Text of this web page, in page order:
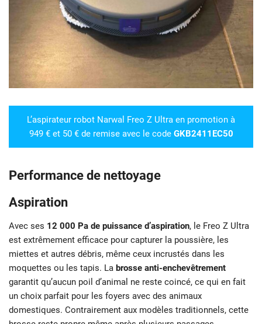
L’aspirateur robot Narwal Freo Z Ultra en promotion à
949 € et 50 € de remise avec le code GKB2411EC50
Performance de nettoyage
Aspiration
Avec ses 12 000 Pa de puissance d’aspiration, le Freo Z Ultra
est extrêmement efficace pour capturer la poussière, les
miettes et autres débris, même ceux incrustés dans les
moquettes ou les tapis. La brosse anti-enchevêtrement
garantit qu’aucun poil d’animal ne reste coincé, ce qui en fait
un choix parfait pour les foyers avec des animaux
domestiques. Contrairement aux modèles traditionnels, cette